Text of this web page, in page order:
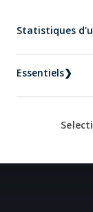
Protection
Statistiques
Essentiels❯